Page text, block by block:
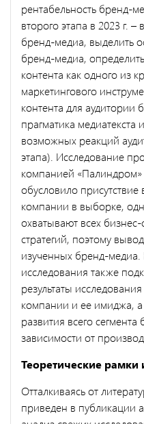
рентабельность бренд-
второго этапа в 2023 г.
бренд-медиа, выделить
бренд-медиа,
контента как одного из
маркетингового
контента для аудитории
прагматика медиатекста
возможных реакций
этапа). Исследование
компанией «Палиндром»
обусловило присутствие
компании в выборке,
охватывают всех
стратегий, поэтому
изученных бренд-медиа.
исследования также
результаты
компании и ее имиджа,
развития всего
зависимости от
Теоретические рамки
Отталкиваясь от
приведен в публикации